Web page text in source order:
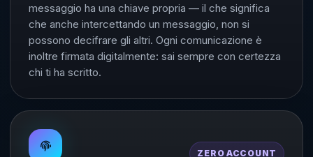
messaggio ha una chiave propria — il che significa
che anche intercettando un messaggio, non si
possono decifrare gli altri. Ogni comunicazione è
inoltre firmata digitalmente: sai sempre con certezza
chi ti ha scritto.
ZERO ACCOUNT